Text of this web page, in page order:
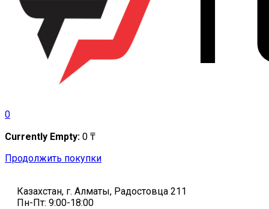
0
Currently Empty: 0 ₸
Продолжить покупки
Казахстан, г. Алматы, Радостовца 211
Пн-Пт: 9:00-18:00